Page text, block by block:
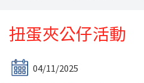
扭蛋夾公仔活動
04/11/2025